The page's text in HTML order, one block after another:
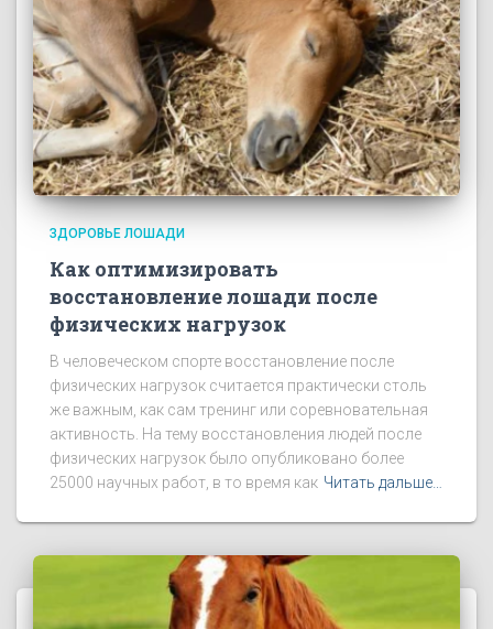
ЗДОРОВЬЕ ЛОШАДИ
Как оптимизировать
восстановление лошади после
физических нагрузок
В человеческом спорте восстановление после
физических нагрузок считается практически столь
же важным, как сам тренинг или соревновательная
активность. На тему восстановления людей после
физических нагрузок было опубликовано более
25000 научных работ, в то время как Читать дальше…